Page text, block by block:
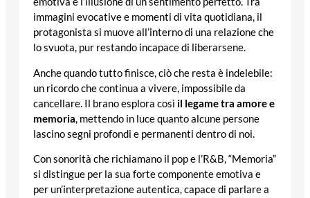
immagini evocative e momenti di vita quotidiana, il
protagonista si muove all’interno di una relazione che
lo svuota, pur restando incapace di liberarsene.
Anche quando tutto finisce, ciò che resta è indelebile:
un ricordo che continua a vivere, impossibile da
cancellare. Il brano esplora così il legame tra amore e
memoria, mettendo in luce quanto alcune persone
lascino segni profondi e permanenti dentro di noi.
Con sonorità che richiamano il pop e l’R&B, “Memoria”
si distingue per la sua forte componente emotiva e
per un’interpretazione autentica, capace di parlare a